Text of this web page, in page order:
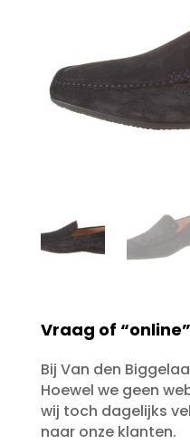
Vraag of
Bij Van den
Hoewel we geen
wij toch dagelijks
naar onze klanten.